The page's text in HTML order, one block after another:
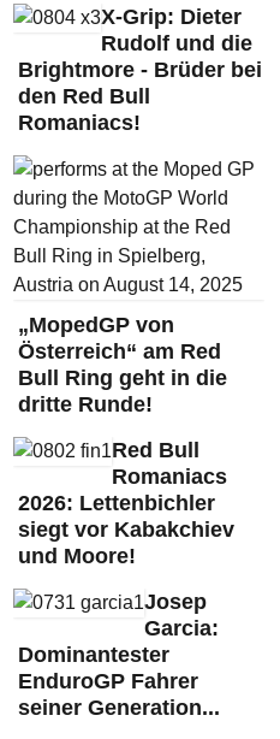
X-Grip: Dieter
Rudolf und die
Brightmore - Brüder bei
den Red Bull
Romaniacs!
„MopedGP von
Österreich“ am Red
Bull Ring geht in die
dritte Runde!
Red Bull
Romaniacs
2026: Lettenbichler
siegt vor Kabakchiev
und Moore!
Josep
Garcia:
Dominantester
EnduroGP Fahrer
seiner Generation...